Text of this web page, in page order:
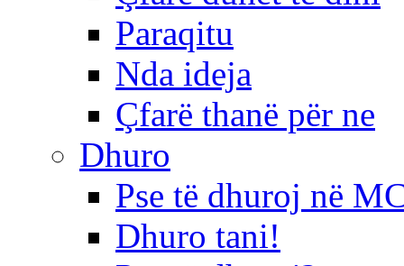
Paraqitu
Nda ideja
Çfarë thanë për ne
Dhuro
Pse të dhuroj në
Dhuro tani!